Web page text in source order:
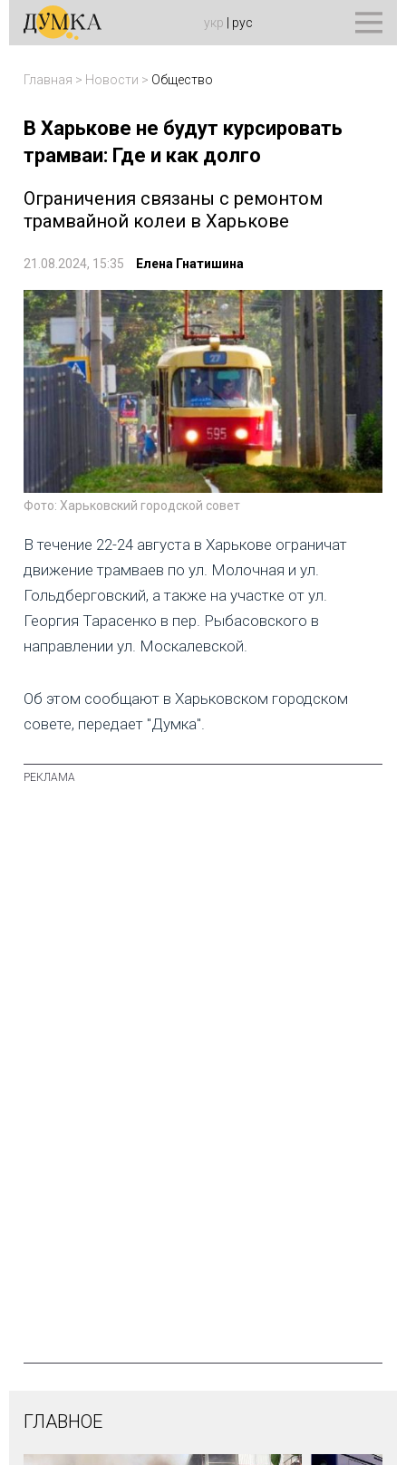
укр рус
Главная > Новости > Общество
В Харькове не будут курсировать
трамваи: Где и как долго
Ограничения связаны с ремонтом
трамвайной колеи в Харькове
21.08.2024, 15:35 Елена Гнатишина
Фото: Харьковский городской совет
В течение 22-24 августа в Харькове ограничат
движение трамваев по ул. Молочная и ул.
Гольдберговский, а также на участке от ул.
Георгия Тарасенко в пер. Рыбасовского в
направлении ул. Москалевской.
Об этом сообщают в Харьковском городском
совете, передает "Думка".
ГЛАВНОЕ